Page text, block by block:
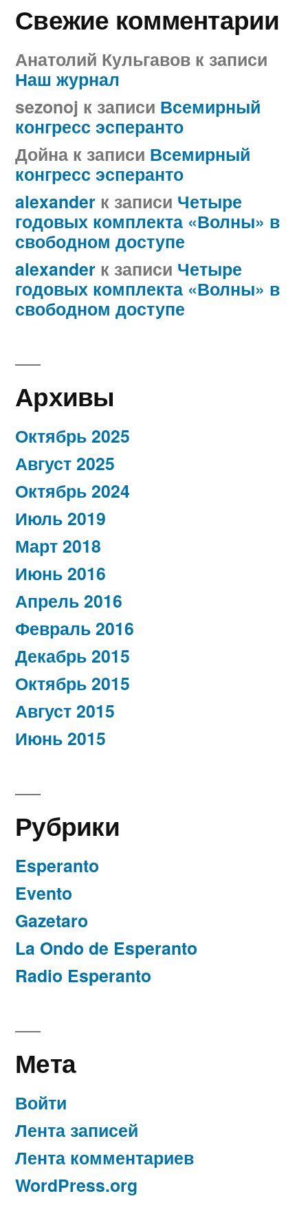
Свежие комментарии
Анатолий Кульгавов к записи
Наш журнал
sezonoj к записи Всемирный
конгресс эсперанто
Дойна к записи Всемирный
конгресс эсперанто
alexander к записи Четыре
годовых комплекта «Волны» в
свободном доступе
alexander к записи Четыре
годовых комплекта «Волны» в
свободном доступе
Архивы
Октябрь 2025
Август 2025
Октябрь 2024
Июль 2019
Март 2018
Июнь 2016
Апрель 2016
Февраль 2016
Декабрь 2015
Октябрь 2015
Август 2015
Июнь 2015
Рубрики
Esperanto
Evento
Gazetaro
La Ondo de Esperanto
Radio Esperanto
Мета
Войти
Лента записей
Лента комментариев
WordPress.org